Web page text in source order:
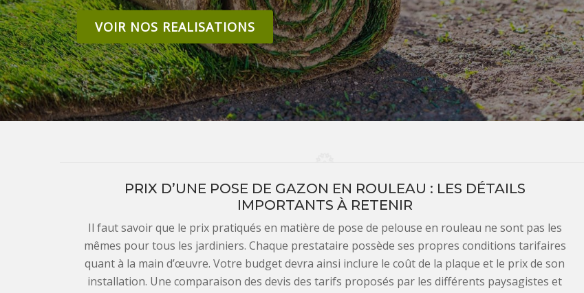
VOIR NOS REALISATIONS
PRIX D’UNE POSE DE GAZON EN ROULEAU : LES DÉTAILS
IMPORTANTS À RETENIR
Il faut savoir que le prix pratiqués en matière de pose de pelouse en rouleau ne sont pas les
mêmes pour tous les jardiniers. Chaque prestataire possède ses propres conditions tarifaires
quant à la main d’œuvre. Votre budget devra ainsi inclure le coût de la plaque et le prix de son
installation. Une comparaison des devis des tarifs proposés par les différents paysagistes et